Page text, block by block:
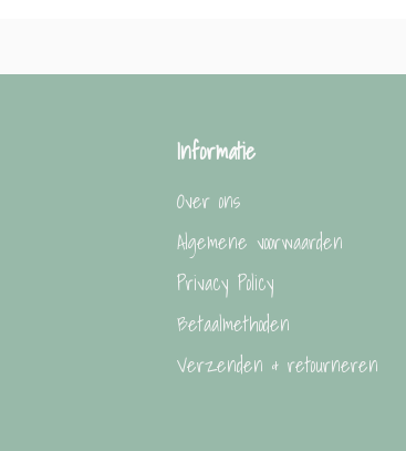
Informatie
Over ons
Algemene voorwaarden
Privacy Policy
Betaalmethoden
Verzenden & retourneren